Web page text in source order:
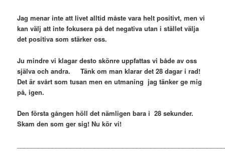
Jag menar inte att livet alltid måste vara helt positivt, men vi
kan välj att inte fokusera på det negativa utan i stället välja
det positiva som stärker oss.
Ju mindre vi klagar desto skönre uppfattas vi både av oss
själva och andra. Tänk om man klarar det 28 dagar i rad!
Det är svårt som tusan men en utmaning jag tänker ge mig
på, igen.
Den första gången höll det nämligen bara i 28 sekunder.
Skam den som ger sig! Nu kör vi!